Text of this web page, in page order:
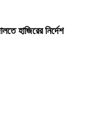
হাজিরের নির্দেশ